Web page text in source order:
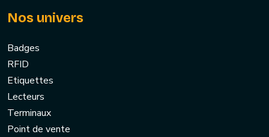
Nos univers
Badges
RFID
Etiquettes
Lecteurs
Terminaux
Point de vente